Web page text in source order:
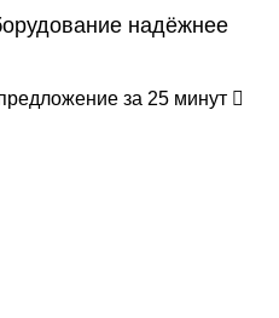
надёжнее
за 25 минут